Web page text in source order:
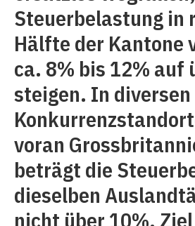
Steuerbelastung in
Hälfte der Kantone
ca. 8% bis 12% auf
steigen. In diversen
voran
beträgt die
dieselben
nicht über 10%.